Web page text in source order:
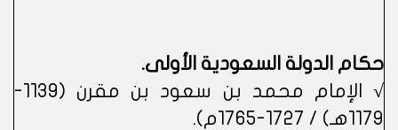
حكام الدولة السعودية الأولى.
√ الإمام محمد بن سعود بن مقرن (1139-
1179هـ) / 1727-1765م).